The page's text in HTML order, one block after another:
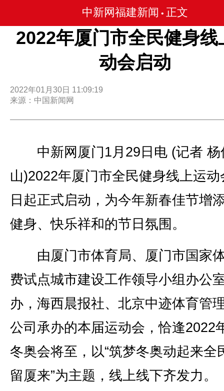
中新网福建新闻 • 正文
2022年厦门市全民健身线
动会启动
2022年01月30日 11:09:19
来源：中国新闻网
中新网厦门1月29日电 (记者 杨
山)2022年厦门市全民健身线上运动
日起正式启动，为今年新春佳节增
健身、快乐祥和的节日氛围。
由厦门市体育局、厦门市国家
费试点城市建设工作领导小组办公
办，海西晨报社、北京中迹体育管
公司承办的本届运动会，恰逢2022
冬奥会将至，以“筑梦冬奥动起来全
留厦来”为主题，线上线下齐发力。